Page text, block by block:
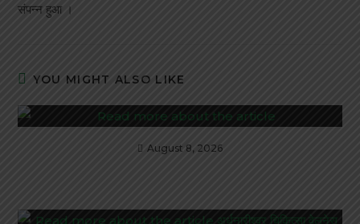
संपन्न हुआ ।
YOU MIGHT ALSO LIKE
August 8, 2026